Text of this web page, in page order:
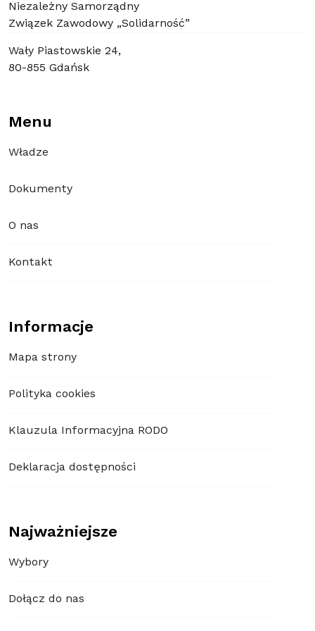
Niezależny Samorządny
Związek Zawodowy „Solidarność”
Wały Piastowskie 24,
80-855 Gdańsk
Menu
Władze
Dokumenty
O nas
Kontakt
Informacje
Mapa strony
Polityka cookies
Klauzula Informacyjna RODO
Deklaracja dostępności
Najważniejsze
Wybory
Dołącz do nas